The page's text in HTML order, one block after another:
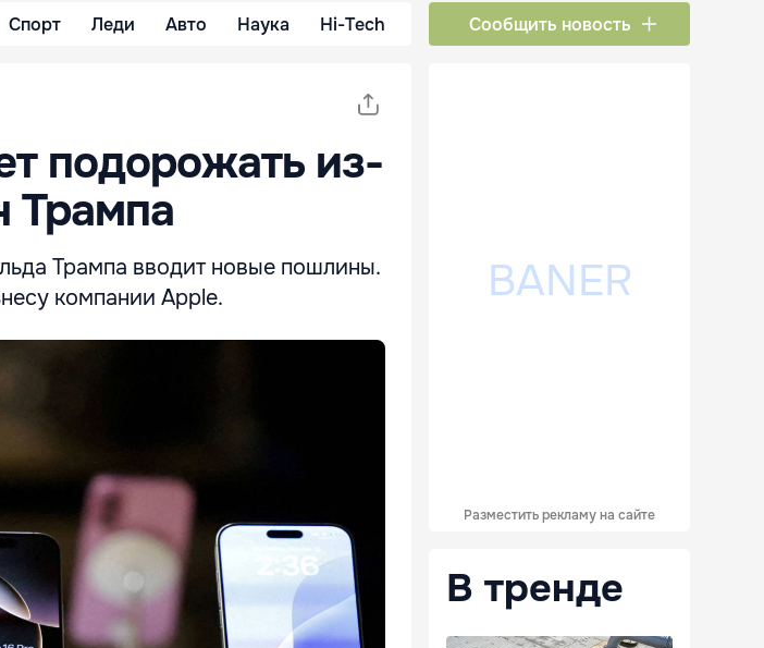
Спорт Леди Авто Наука Hi-Tech Сообщить новость
подорожать из-
Трампа
Трампа вводит новые пошлины.
компании Apple.
Разместить рекламу на сайте
В тренде